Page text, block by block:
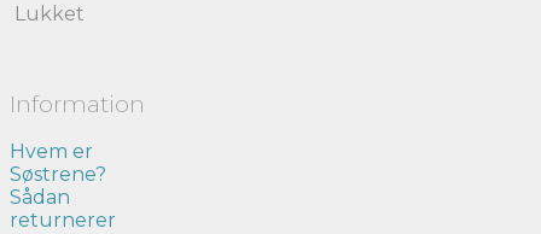
Lukket
Information
Hvem er
Søstrene?
Sådan
returnerer